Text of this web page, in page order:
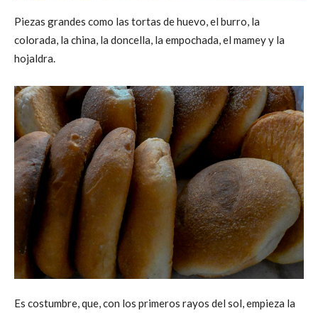
Piezas grandes como las tortas de huevo, el burro, la
colorada, la china, la doncella, la empochada, el mamey y la
hojaldra.
Es costumbre, que, con los primeros rayos del sol, empieza la